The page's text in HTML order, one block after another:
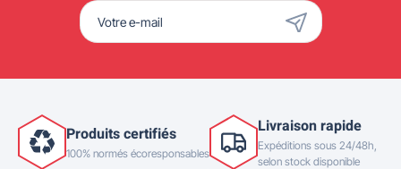
Produits certifiés
100% normés écoresponsables
Livraison rapide
Expéditions sous 24/48h,
selon stock disponible